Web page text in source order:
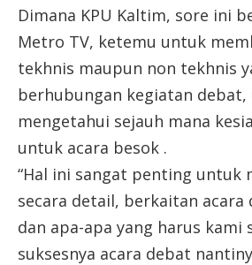
Dimana KPU Kaltim, sore ini
Metro TV, ketemu untuk
tekhnis maupun non tekhnis
berhubungan kegiatan
mengetahui sejauh mana
untuk acara besok .
“Hal ini sangat penting untuk
secara detail, berkaitan
dan apa-apa yang harus kami
suksesnya acara debat